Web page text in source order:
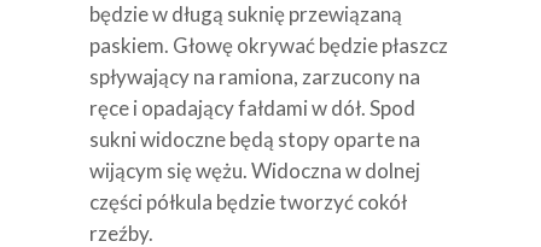
będzie w długą suknię przewiązaną
paskiem. Głowę okrywać będzie płaszcz
spływający na ramiona, zarzucony na
ręce i opadający fałdami w dół. Spod
sukni widoczne będą stopy oparte na
wijącym się wężu. Widoczna w dolnej
części półkula będzie tworzyć cokół
rzeźby.